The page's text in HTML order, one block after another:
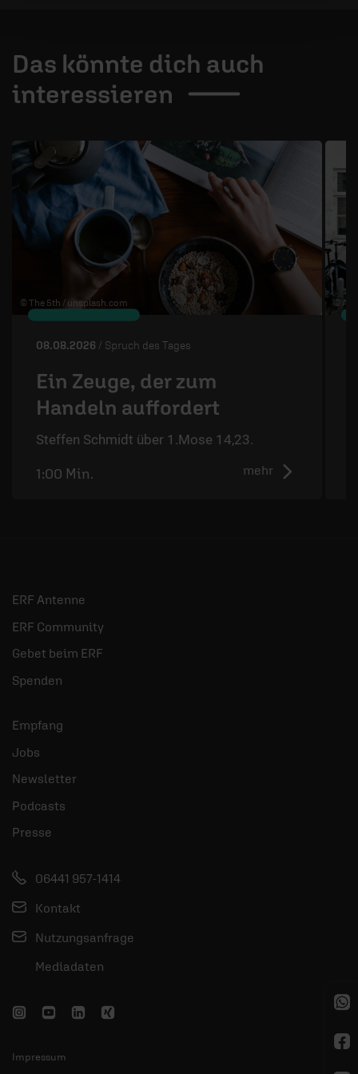
Das könnte dich auch
interessieren
© The 5th / unsplash.com
08.08.2026 / Spruch des Tages
Ein Zeuge, der zum
Handeln auffordert
Steffen Schmidt über 1.Mose 14,23.
mehr
1:00 Min.
©
ERF Antenne
ERF Community
Gebet beim ERF
Spenden
Empfang
Jobs
Newsletter
Podcasts
Presse
06441 957-1414
Kontakt
Nutzungsanfrage
Mediadaten
Impressum